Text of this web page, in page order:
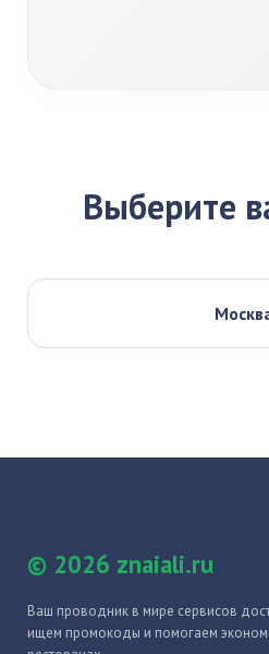
Выберите
© 2026 znaiali.ru
Ваш проводник в мире сервисов
ищем промокоды и помогаем